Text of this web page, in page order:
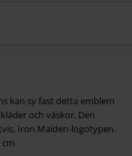
kan sy fast detta emblem
och väskor. Den
Iron Maiden-logotypen.